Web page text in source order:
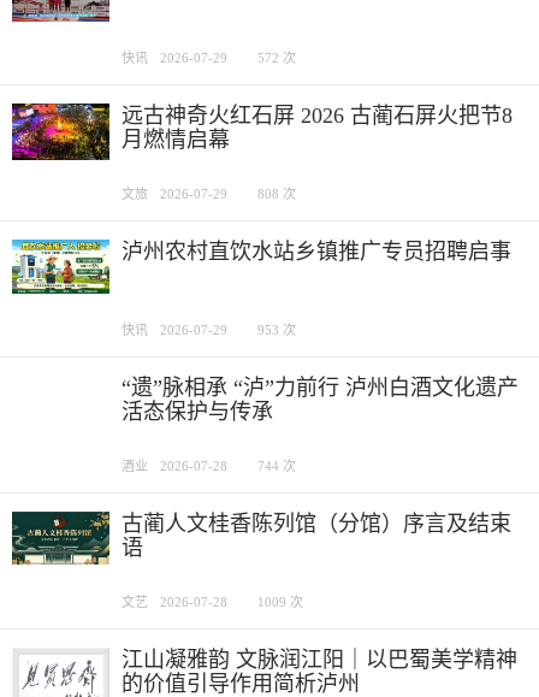
快讯 2026-07-29 572 次
远古神奇火红石屏 2026 古蔺石屏火把节8
月燃情启幕
文旅 2026-07-29 808 次
泸州农村直饮水站乡镇推广专员招聘启事
快讯 2026-07-29 953 次
“遗”脉相承 “泸”力前行 泸州白酒文化遗产
活态保护与传承
酒业 2026-07-28 744 次
古蔺人文桂香陈列馆（分馆）序言及结束
语
文艺 2026-07-28 1009 次
江山凝雅韵 文脉润江阳｜以巴蜀美学精神
的价值引导作用简析泸州